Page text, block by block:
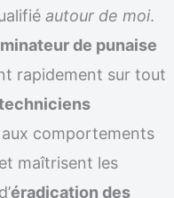
autour de moi.
de punaise
rapidement sur tout
comportements
et maîtrisent les
éradication des